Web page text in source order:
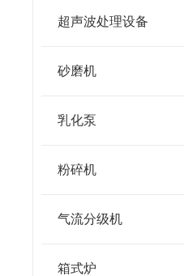
超声波处理设备
砂磨机
乳化泵
粉碎机
气流分级机
箱式炉